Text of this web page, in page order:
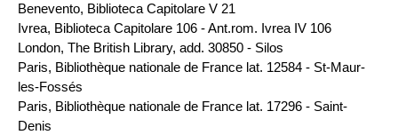
Benevento, Biblioteca Capitolare V 21
Ivrea, Biblioteca Capitolare 106 - Ant.rom. Ivrea IV 106
London, The British Library, add. 30850 - Silos
Paris, Bibliothèque nationale de France lat. 12584 - St-Maur-
les-Fossés
Paris, Bibliothèque nationale de France lat. 17296 - Saint-
Denis